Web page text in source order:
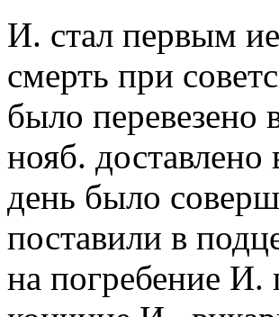
И. стал первым
смерть при
было перевезено
нояб.
день было
поставили в
на погребение И.